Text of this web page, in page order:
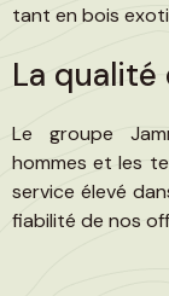
tant en bois
La
Le groupe
hommes et les
service élevé
fiabilité de nos